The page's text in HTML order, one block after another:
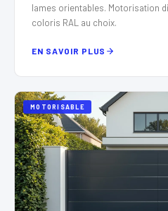
lames orientables. Motorisation
coloris RAL au choix.
EN SAVOIR PLUS
MOTORISABLE